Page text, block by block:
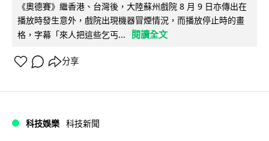
《奧德賽》繼香港、台灣後，大陸蘇州戲院 8 月 9 日亦傳出在
播放時發生意外，戲院出現機器冒煙情況，而播放停止時的畫
格，字幕「來人把這些乞丐...
閱讀全文
分享
科技娛樂 科技新聞